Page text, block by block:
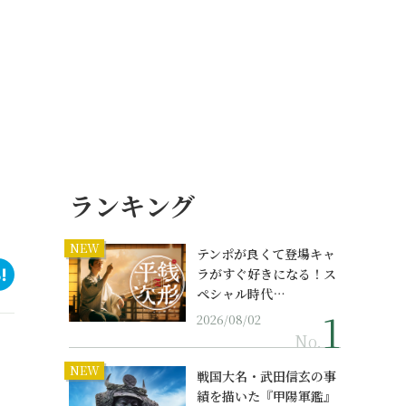
ランキング
NEW
テンポが良くて登場キャ
ラがすぐ好きになる！ス
ペシャル時代…
2026/08/02
No.
NEW
戦国大名・武田信玄の事
績を描いた『甲陽軍鑑』